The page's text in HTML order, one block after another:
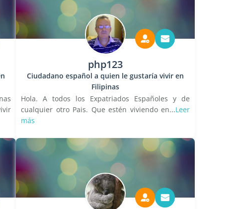
php123
Ciudadano español a quien le gustaría vivir en
Filipinas
Hola. A todos los Expatriados Españoles y de
cualquier otro Pais. Que estén viviendo en...Leer
más